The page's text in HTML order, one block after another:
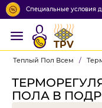
Специальные условия
TPV
Теплый Пол Всем /
ПОЛА В